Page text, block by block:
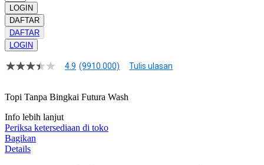
LOGIN
DAFTAR
DAFTAR
LOGIN
4.9
bintang,
rating
rata-
rata.
Read
13
4.9 (9910.000) Tulis ulasan
Topi Tanpa Bingkai Futura Wash
Info lebih lanjut
Periksa ketersediaan di toko
Bagikan
Details